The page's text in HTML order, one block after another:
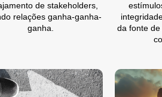
de stakeholders,
relações ganha-ganha-
ganha.
da fonte